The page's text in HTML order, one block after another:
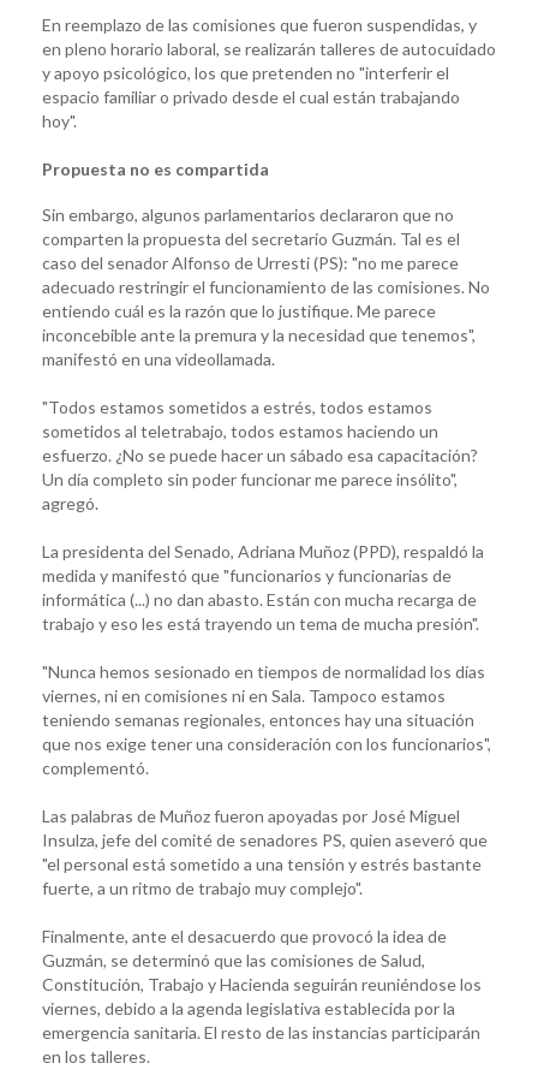
En reemplazo de las comisiones que fueron suspendidas, y
en pleno horario laboral, se realizarán talleres de autocuidado
y apoyo psicológico, los que pretenden no "interferir el
espacio familiar o privado desde el cual están trabajando
hoy".
Propuesta no es compartida
Sin embargo, algunos parlamentarios declararon que no
comparten la propuesta del secretario Guzmán. Tal es el
caso del senador Alfonso de Urresti (PS): "no me parece
adecuado restringir el funcionamiento de las comisiones. No
entiendo cuál es la razón que lo justifique. Me parece
inconcebible ante la premura y la necesidad que tenemos",
manifestó en una videollamada.
"Todos estamos sometidos a estrés, todos estamos
sometidos al teletrabajo, todos estamos haciendo un
esfuerzo. ¿No se puede hacer un sábado esa capacitación?
Un día completo sin poder funcionar me parece insólito",
agregó.
La presidenta del Senado, Adriana Muñoz (PPD), respaldó la
medida y manifestó que "funcionarios y funcionarias de
informática (...) no dan abasto. Están con mucha recarga de
trabajo y eso les está trayendo un tema de mucha presión".
"Nunca hemos sesionado en tiempos de normalidad los días
viernes, ni en comisiones ni en Sala. Tampoco estamos
teniendo semanas regionales, entonces hay una situación
que nos exige tener una consideración con los funcionarios",
complementó.
Las palabras de Muñoz fueron apoyadas por José Miguel
Insulza, jefe del comité de senadores PS, quien aseveró que
"el personal está sometido a una tensión y estrés bastante
fuerte, a un ritmo de trabajo muy complejo".
Finalmente, ante el desacuerdo que provocó la idea de
Guzmán, se determinó que las comisiones de Salud,
Constitución, Trabajo y Hacienda seguirán reuniéndose los
viernes, debido a la agenda legislativa establecida por la
emergencia sanitaria. El resto de las instancias participarán
en los talleres.